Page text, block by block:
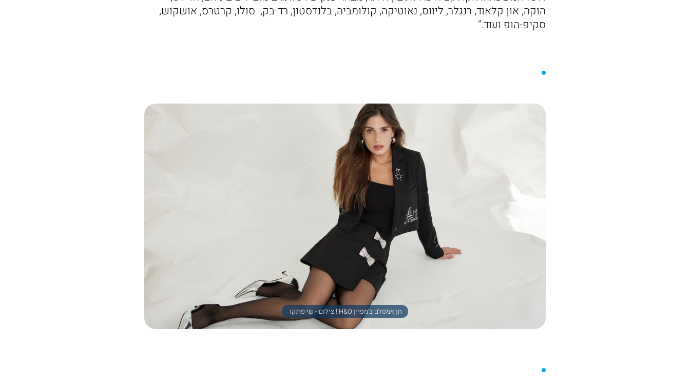
הוקה, און קלאוד, רנגלר, ליווס, נאוטיקה, קולומביה, בלנדסטון, רד-בק, סולו, קרטרס, אושקוש,
סקיפ-הופ ועוד."
חן אמסלם ב'מפיין H&O ! צילום - שי פרנקו